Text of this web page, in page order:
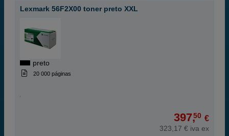
Lexmark 56F2X00 toner preto XXL
preto
20 000 páginas
397,50 €
323,17 € iva ex